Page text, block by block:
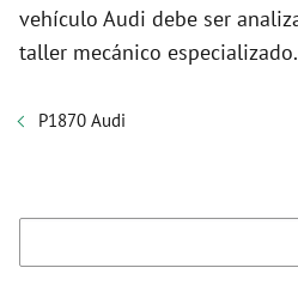
vehículo Audi debe ser
taller mecánico especializado.
P1870 Audi